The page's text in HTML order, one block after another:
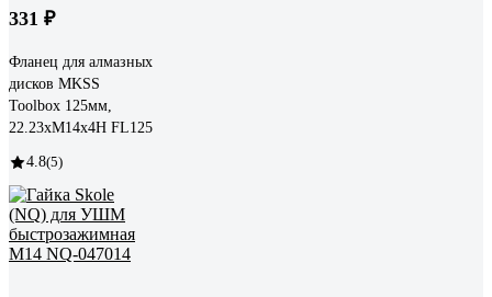
331 ₽
Фланец для алмазных
дисков MKSS
Toolbox 125мм,
22.23хМ14х4H FL125
4.8(5)